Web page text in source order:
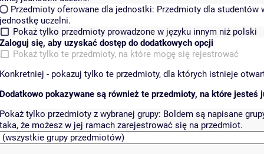
Przedmioty oferowane dla jednostki: Przedmioty dla studentów
jednostkę uczelni.
Pokaż tylko przedmioty prowadzone w języku innym niż polski
Zaloguj się, aby uzyskać dostęp do dodatkowych opcji
Pokaż tylko te przedmioty, na które mogę się rejestrować
Konkretniej - pokazuj tylko te przedmioty, dla których istnieje
Dodatkowo pokazywane są również te przedmioty, na które jesteś
Pokaż tylko przedmioty z wybranej grupy: Boldem są napisane
taka, że możesz w jej ramach zarejestrować się na przedmiot.